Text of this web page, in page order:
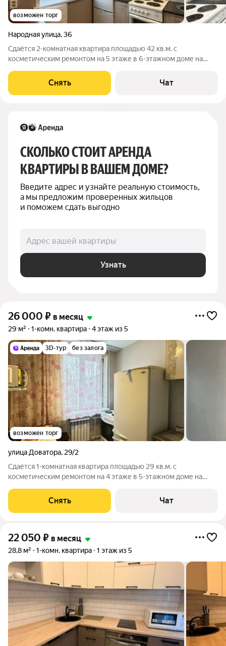
возможен торг
Народная улица,36
Сдаётся 2-комнатная квартира площадью 42 кв.м. с
косметическим ремонтом на 5 этаже в 6-этажном доме на
Во дворе есть бесплатная
Снять Чат
СКОЛЬКО СТОИТ АРЕНДА
КВАРТИРЫ В ВАШЕМ ДОМЕ?
Введите адрес и узнайте реальную стоимость,
а мы предложим проверенных жильцов
и поможем сдать выгодно
Адрес вашей квартиры
Узнать
26 000 ₽ в месяц
29 м² 1-комн. квартира 4 этаж из 5
3D-тур без залога
возможен торг
улица Доватора, 29/2
Сдаётся 1-комнатная квартира площадью 29 кв.м. с
косметическим ремонтом на 4 этаже в 5-этажном доме на
Стиральная машина Холодильник Микроволновка Дом -
панельный, окна выходят во двор.
Снять Чат
22 050 ₽ в месяц
28,8 м² 1-комн. квартира 1 этаж из 5